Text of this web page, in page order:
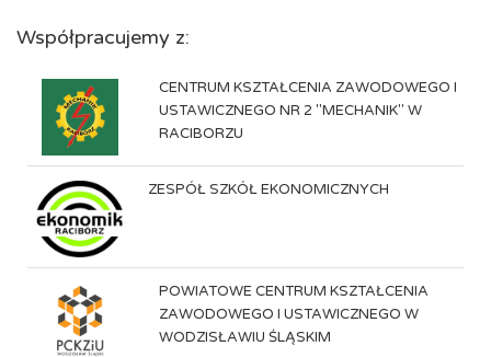
Współpracujemy z:
CENTRUM KSZTAŁCENIA ZAWODOWEGO I
USTAWICZNEGO NR 2 "MECHANIK" W
RACIBORZU
ZESPÓŁ SZKÓŁ EKONOMICZNYCH
POWIATOWE CENTRUM KSZTAŁCENIA
ZAWODOWEGO I USTAWICZNEGO W
WODZISŁAWIU ŚLĄSKIM